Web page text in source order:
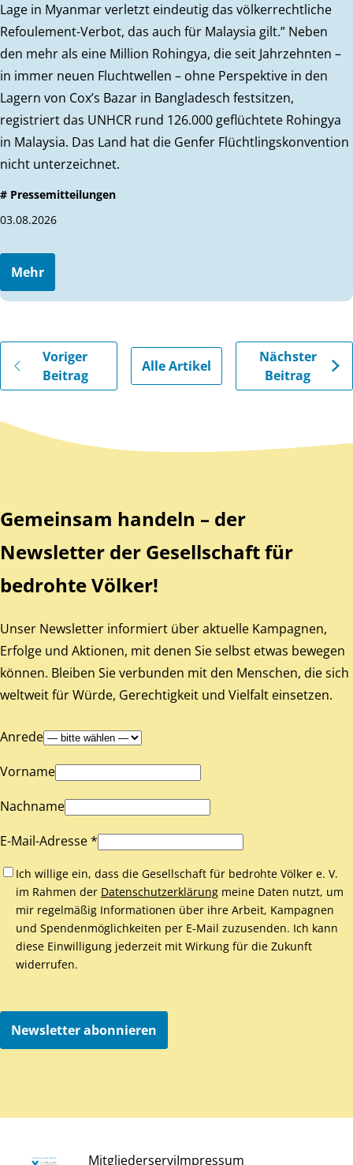
Lage in Myanmar verletzt eindeutig das völkerrechtliche
Refoulement-Verbot, das auch für Malaysia gilt.” Neben
den mehr als eine Million Rohingya, die seit Jahrzehnten –
in immer neuen Fluchtwellen – ohne Perspektive in den
Lagern von Cox’s Bazar in Bangladesch festsitzen,
registriert das UNHCR rund 126.000 geflüchtete Rohingya
in Malaysia. Das Land hat die Genfer Flüchtlingskonvention
nicht unterzeichnet.
# Pressemitteilungen
03.08.2026
Mehr
Gehe zu vorherigen oder nächsten Beiträgen
Voriger
Beitrag
Alle Artikel
Nächster
Beitrag
Zurück zum Hauptinhalt
Zurück zur Navigation
Gemeinsam handeln – der
Newsletter der Gesellschaft für
bedrohte Völker!
Unser Newsletter informiert über aktuelle Kampagnen,
Erfolge und Aktionen, mit denen Sie selbst etwas bewegen
können. Bleiben Sie verbunden mit den Menschen, die sich
weltweit für Würde, Gerechtigkeit und Vielfalt einsetzen.
Anrede
Vorname
Nachname
E-Mail-Adresse *
Ich willige ein, dass die Gesellschaft für bedrohte Völker e. V.
im Rahmen der Datenschutzerklärung meine Daten nutzt, um
mir regelmäßig Informationen über ihre Arbeit, Kampagnen
und Spendenmöglichkeiten per E-Mail zuzusenden. Ich kann
diese Einwilligung jederzeit mit Wirkung für die Zukunft
widerrufen.
Newsletter abonnieren
MitgliederserviImpressum